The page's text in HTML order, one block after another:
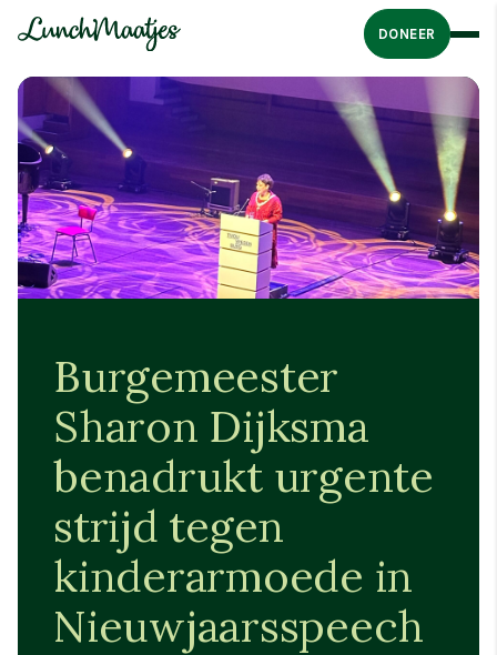
DONEER
Burgemeester
Sharon Dijksma
benadrukt urgente
strijd tegen
kinderarmoede in
Nieuwjaarsspeech